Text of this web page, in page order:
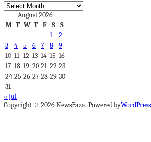
Archives
August 2026
M T W T F S
S
1
2
3
4 5 6 7 8
9
10 11 12 13 14 15 16
17 18 19 20 21 22 23
24 25 26 27 28 29 30
31
« Jul
Copyright © 2026 NewsBaza. Powered byWordPress